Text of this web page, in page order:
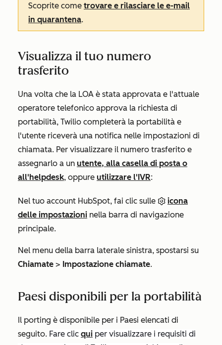
Scoprite come trovare e rilasciare le e-mail
in quarantena.
Visualizza il tuo numero
trasferito
Una volta che la LOA è stata approvata e l'attuale
operatore telefonico approva la richiesta di
portabilità, Twilio completerà la portabilità e
l'utente riceverà una notifica nelle impostazioni di
chiamata. Per visualizzare il numero trasferito e
assegnarlo a un utente, alla casella di posta o
all'helpdesk, oppure utilizzare l'IVR:
Nel tuo account HubSpot, fai clic sulle
icona
delle impostazioni nella barra di navigazione
principale.
Nel menu della barra laterale sinistra, spostarsi su
Chiamate > Impostazione chiamate.
Paesi disponibili per la portabilità
Il porting è disponibile per i Paesi elencati di
seguito. Fare clic qui per visualizzare i requisiti di